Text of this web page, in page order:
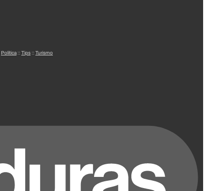
Política :: Tips :: Turismo